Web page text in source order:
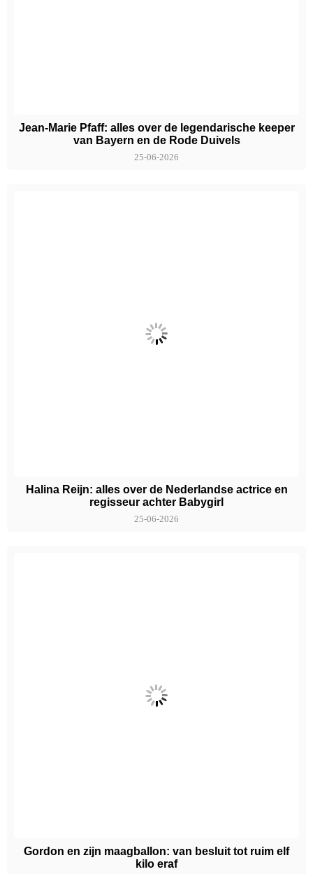
Jean-Marie Pfaff: alles over de legendarische keeper
van Bayern en de Rode Duivels
25-06-2026
Halina Reijn: alles over de Nederlandse actrice en
regisseur achter Babygirl
25-06-2026
Gordon en zijn maagballon: van besluit tot ruim elf
kilo eraf